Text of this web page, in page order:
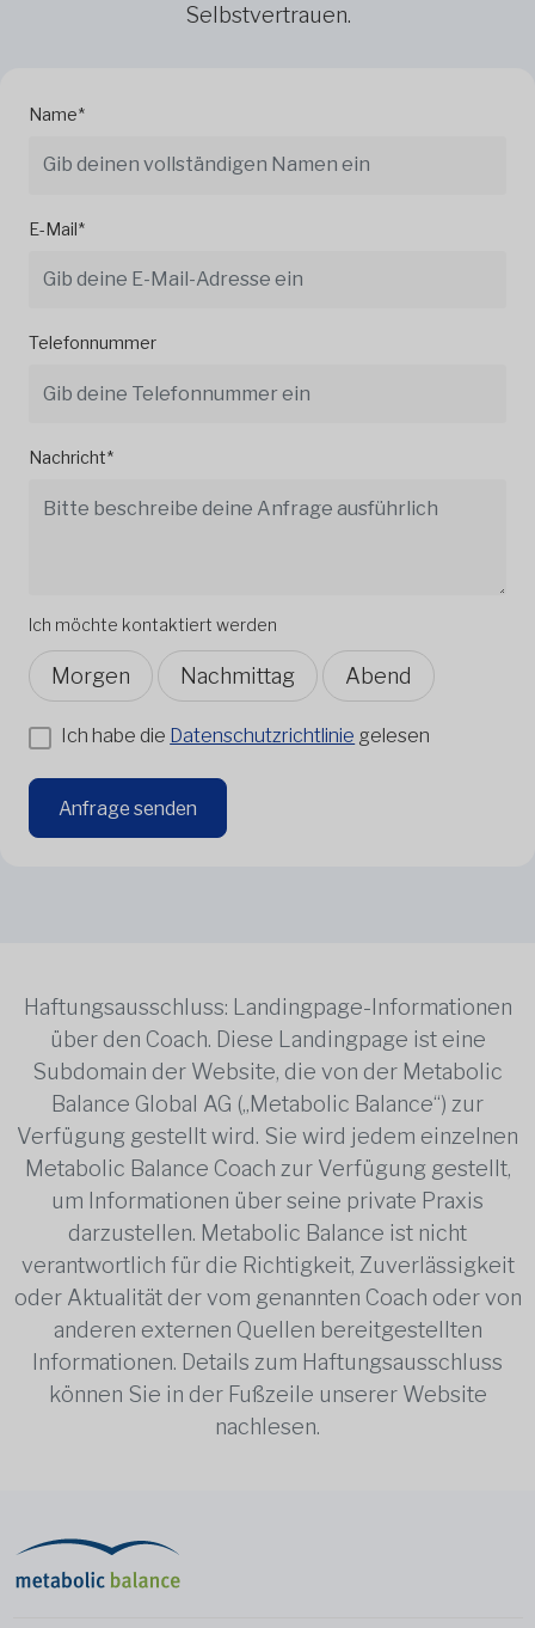
Selbstvertrauen.
Name*
E-Mail*
Telefonnummer
Nachricht*
Ich möchte kontaktiert werden
Morgen Nachmittag Abend
Ich habe die Datenschutzrichtlinie gelesen
Anfrage senden
Haftungsausschluss: Landingpage-Informationen
über den Coach. Diese Landingpage ist eine
Subdomain der Website, die von der Metabolic
Balance Global AG („Metabolic Balance“) zur
Verfügung gestellt wird. Sie wird jedem einzelnen
Metabolic Balance Coach zur Verfügung gestellt,
um Informationen über seine private Praxis
darzustellen. Metabolic Balance ist nicht
verantwortlich für die Richtigkeit, Zuverlässigkeit
oder Aktualität der vom genannten Coach oder von
anderen externen Quellen bereitgestellten
Informationen. Details zum Haftungsausschluss
können Sie in der Fußzeile unserer Website
nachlesen.